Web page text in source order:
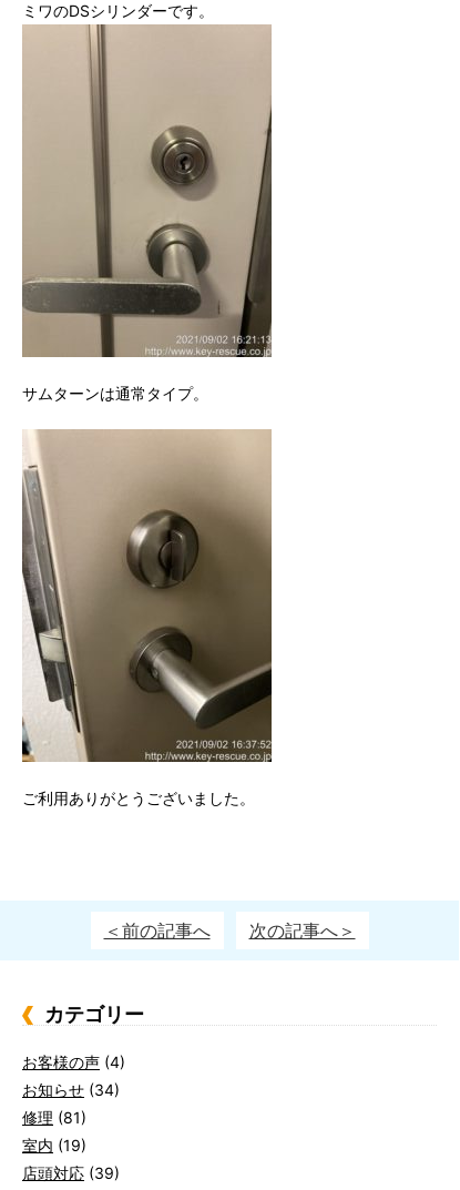
ミワのDSシリンダーです。
サムターンは通常タイプ。
ご利用ありがとうございました。
＜前の記事へ 次の記事へ＞
カテゴリー
お客様の声 (4)
お知らせ (34)
修理 (81)
室内 (19)
店頭対応 (39)